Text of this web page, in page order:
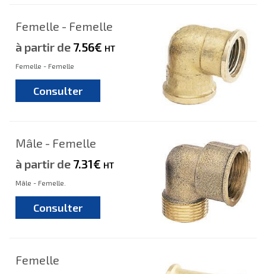
Femelle - Femelle
à partir de 7.56€ HT
Femelle - Femelle
Consulter
Mâle - Femelle
à partir de 7.31€ HT
Mâle - Femelle.
Consulter
Femelle